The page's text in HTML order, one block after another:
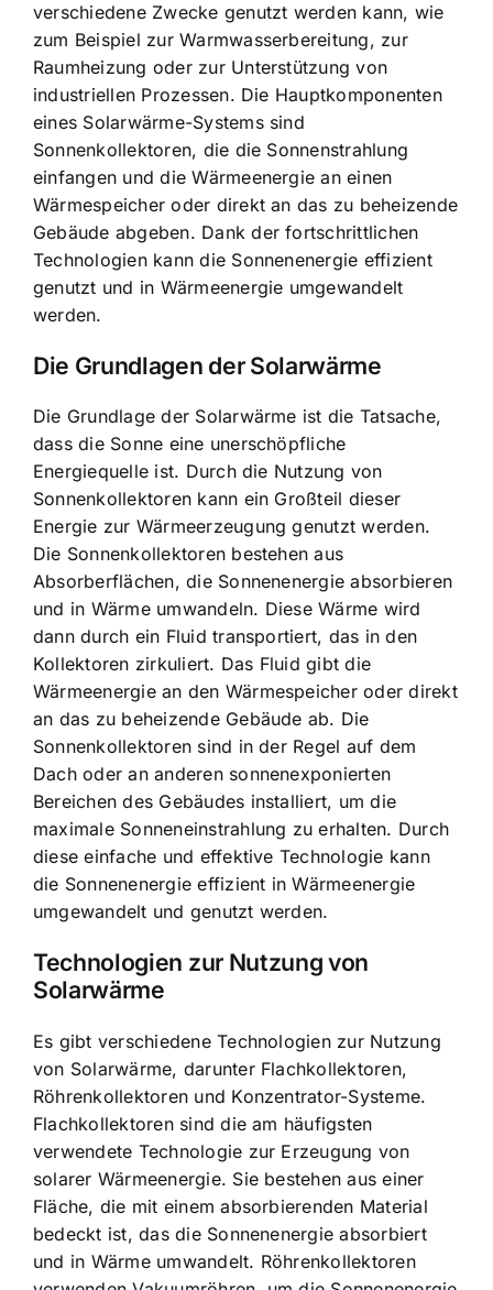
verschiedene Zwecke genutzt werden kann, wie
zum Beispiel zur Warmwasserbereitung, zur
Raumheizung oder zur Unterstützung von
industriellen Prozessen. Die Hauptkomponenten
eines Solarwärme-Systems sind
Sonnenkollektoren, die die Sonnenstrahlung
einfangen und die Wärmeenergie an einen
Wärmespeicher oder direkt an das zu beheizende
Gebäude abgeben. Dank der fortschrittlichen
Technologien kann die Sonnenenergie effizient
genutzt und in Wärmeenergie umgewandelt
werden.
Die Grundlagen der Solarwärme
Die Grundlage der Solarwärme ist die Tatsache,
dass die Sonne eine unerschöpfliche
Energiequelle ist. Durch die Nutzung von
Sonnenkollektoren kann ein Großteil dieser
Energie zur Wärmeerzeugung genutzt werden.
Die Sonnenkollektoren bestehen aus
Absorberflächen, die Sonnenenergie absorbieren
und in Wärme umwandeln. Diese Wärme wird
dann durch ein Fluid transportiert, das in den
Kollektoren zirkuliert. Das Fluid gibt die
Wärmeenergie an den Wärmespeicher oder direkt
an das zu beheizende Gebäude ab. Die
Sonnenkollektoren sind in der Regel auf dem
Dach oder an anderen sonnenexponierten
Bereichen des Gebäudes installiert, um die
maximale Sonneneinstrahlung zu erhalten. Durch
diese einfache und effektive Technologie kann
die Sonnenenergie effizient in Wärmeenergie
umgewandelt und genutzt werden.
Technologien zur Nutzung von
Solarwärme
Es gibt verschiedene Technologien zur Nutzung
von Solarwärme, darunter Flachkollektoren,
Röhrenkollektoren und Konzentrator-Systeme.
Flachkollektoren sind die am häufigsten
verwendete Technologie zur Erzeugung von
solarer Wärmeenergie. Sie bestehen aus einer
Fläche, die mit einem absorbierenden Material
bedeckt ist, das die Sonnenenergie absorbiert
und in Wärme umwandelt. Röhrenkollektoren